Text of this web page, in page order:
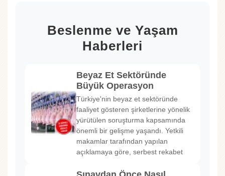
Beslenme ve Yaşam
Haberleri
Beyaz Et Sektöründe
Büyük Operasyon
Türkiye'nin beyaz et sektöründe
faaliyet gösteren şirketlerine yönelik
yürütülen soruşturma kapsamında
önemli bir gelişme yaşandı. Yetkili
makamlar tarafından yapılan
açıklamaya göre, serbest rekabet